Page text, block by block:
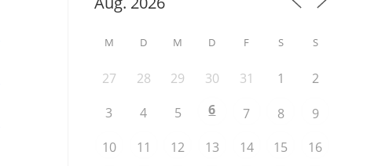
M D M D F S S
27 28 29 30 31 1
2
3
4 5 6 7 8
9
10
11 12 13 14 15
16